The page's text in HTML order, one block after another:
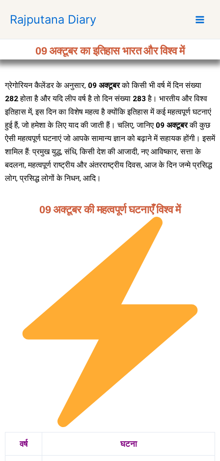
p
o
Rajputana Diary
09 अक्टूबर का इतिहास भारत और विश्व में
ग्रेगोरियन कैलेंडर के अनुसार, 09 अक्टूबरको किसी भी वर्ष में दिन संख्या
282होता है और यदि लीप वर्ष है तो दिन संख्या 283है। भारतीय और विश्व
इतिहास में, इस दिन का विशेष महत्व है क्योंकि इतिहास में कई महत्वपूर्ण घटनाएं
हुई हैं, जो हमेशा के लिए याद की जाती हैं। चलिए, जानिए 09 अक्टूबरकी कुछ
ऐसी महत्वपूर्ण घटनाएं जो आपके सामान्य ज्ञान को बढ़ाने में सहायक होंगी। इसमें
शामिल हैं: प्रमुख युद्ध, संधि, किसी देश की आजादी, नए आविष्कार, सत्ता के
बदलना, महत्वपूर्ण राष्ट्रीय और अंतरराष्ट्रीय दिवस, आज के दिन जन्मे प्रसिद्ध
लोग, प्रसिद्ध लोगों के निधन, आदि।
09 अक्टूबर की महत्वपूर्ण घटनाएँ विश्व में
वर्ष घटना